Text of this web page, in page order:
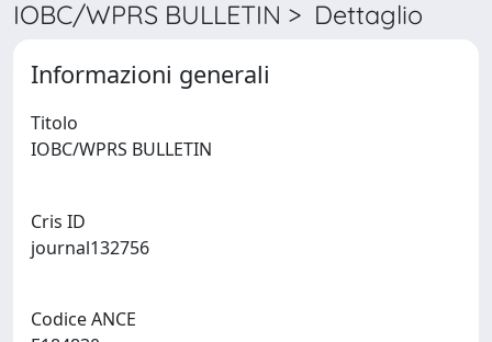
IOBC/WPRS BULLETIN > Dettaglio
Informazioni generali
Titolo
Cris ID
Codice ANCE